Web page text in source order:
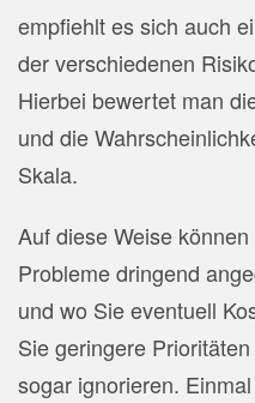
empfiehlt es sich auch
der verschiedenen
Hierbei bewertet man
und die
Skala.
Auf diese Weise
Probleme dringend
und wo Sie eventuell
Sie geringere
sogar ignorieren.